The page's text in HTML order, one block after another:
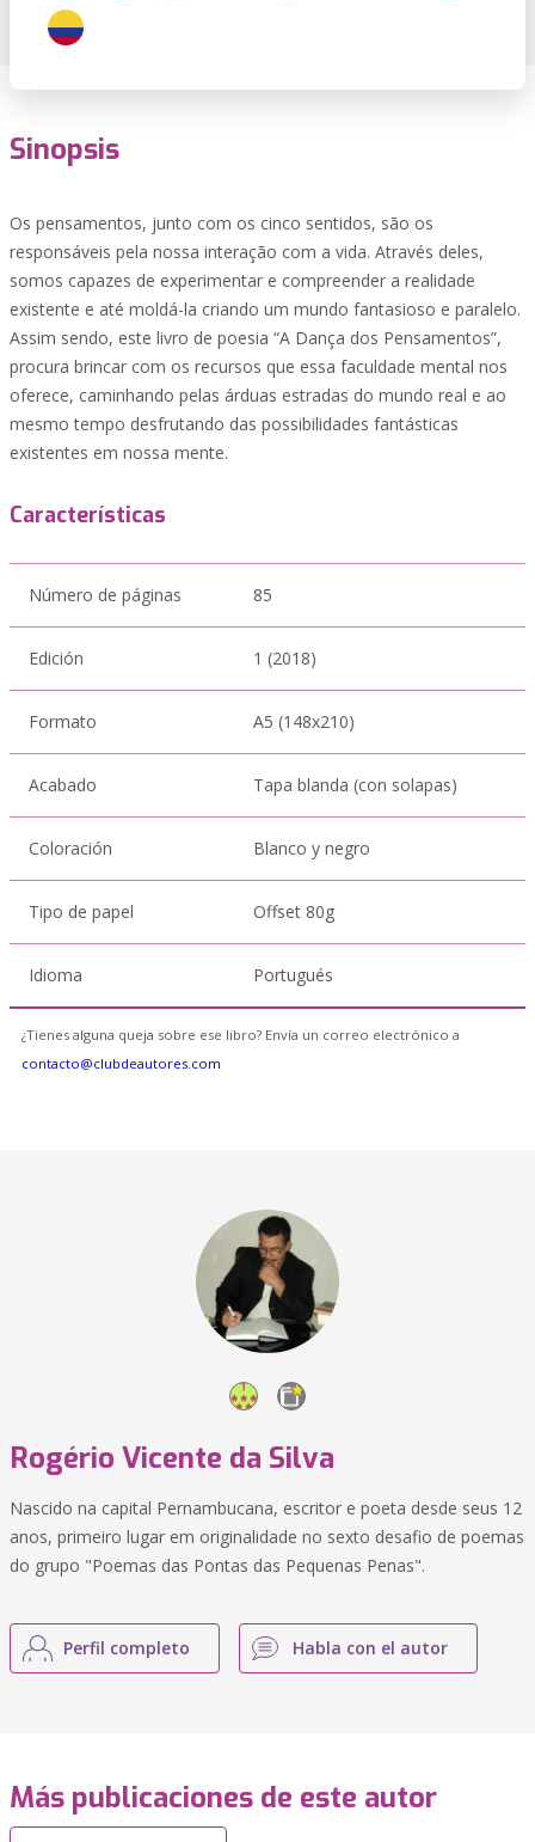
Sinopsis
Os pensamentos, junto com os cinco sentidos, são os
responsáveis pela nossa interação com a vida. Através deles,
somos capazes de experimentar e compreender a realidade
existente e até moldá-la criando um mundo fantasioso e paralelo.
Assim sendo, este livro de poesia “A Dança dos Pensamentos”,
procura brincar com os recursos que essa faculdade mental nos
oferece, caminhando pelas árduas estradas do mundo real e ao
mesmo tempo desfrutando das possibilidades fantásticas
existentes em nossa mente.
Características
Número de páginas 85
Edición 1 (2018)
Formato A5 (148x210)
Acabado Tapa blanda (con solapas)
Coloración Blanco y negro
Tipo de papel Offset 80g
Idioma Portugués
¿Tienes alguna queja sobre ese libro? Envía un correo electrónico a
contacto@clubdeautores.com
Rogério Vicente da Silva
Nascido na capital Pernambucana, escritor e poeta desde seus 12
anos, primeiro lugar em originalidade no sexto desafio de poemas
do grupo "Poemas das Pontas das Pequenas Penas".
Perfil completo Habla con el autor
Más publicaciones de este autor